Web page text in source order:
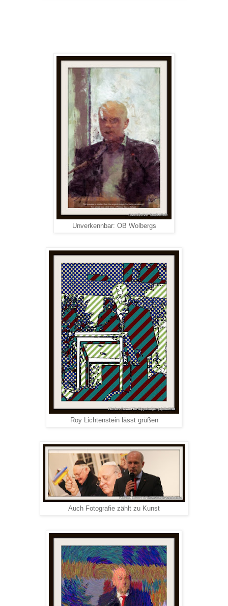
Unverkennbar: OB Wolbergs
Roy Lichtenstein lässt grüßen
Auch Fotografie zählt zu Kunst